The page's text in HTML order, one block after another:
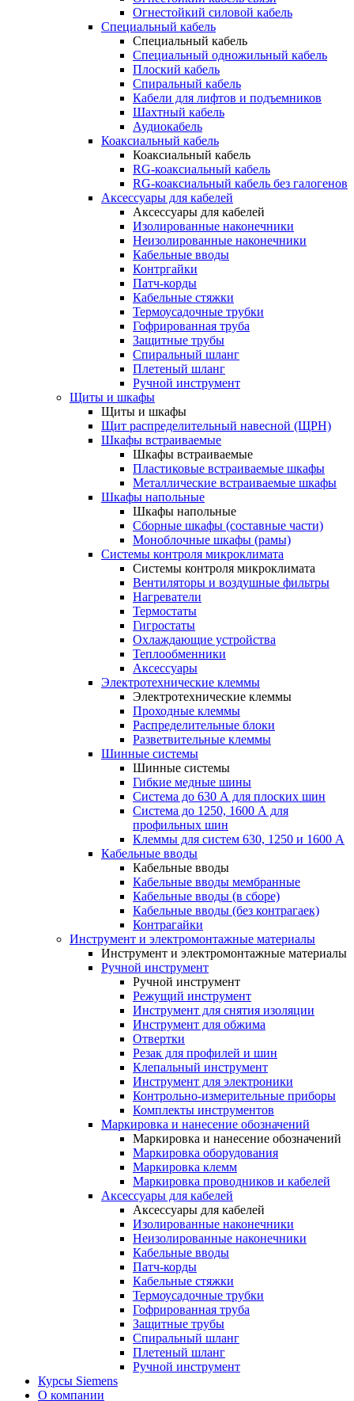
Огнестойкий силовой кабель
Специальный кабель
Специальный кабель
Специальный одножильный кабель
Плоский кабель
Спиральный кабель
Кабели для лифтов и подъемников
Шахтный кабель
Аудиокабель
Коаксиальный кабель
Коаксиальный кабель
RG-коаксиальный кабель
RG-коаксиальный кабель без галогенов
Аксессуары для кабелей
Аксессуары для кабелей
Изолированные наконечники
Неизолированные наконечники
Кабельные вводы
Контргайки
Патч-корды
Кабельные стяжки
Термоусадочные трубки
Гофрированная труба
Защитные трубы
Спиральный шланг
Плетеный шланг
Ручной инструмент
Щиты и шкафы
Щиты и шкафы
Щит распределительный навесной (ЩРН)
Шкафы встраиваемые
Шкафы встраиваемые
Пластиковые встраиваемые шкафы
Металлические встраиваемые шкафы
Шкафы напольные
Шкафы напольные
Сборные шкафы (составные части)
Моноблочные шкафы (рамы)
Системы контроля микроклимата
Системы контроля микроклимата
Вентиляторы и воздушные фильтры
Нагреватели
Термостаты
Гигростаты
Охлаждающие устройства
Теплообменники
Аксессуары
Электротехнические клеммы
Электротехнические клеммы
Проходные клеммы
Распределительные блоки
Разветвительные клеммы
Шинные системы
Шинные системы
Гибкие медные шины
Система до 630 А для плоских шин
Система до 1250, 1600 А для
профильных шин
Клеммы для систем 630, 1250 и 1600 А
Кабельные вводы
Кабельные вводы
Кабельные вводы мембранные
Кабельные вводы (в сборе)
Кабельные вводы (без контрагаек)
Контрагайки
Инструмент и электромонтажные материалы
Инструмент и электромонтажные материалы
Ручной инструмент
Ручной инструмент
Режущий инструмент
Инструмент для снятия изоляции
Инструмент для обжима
Отвертки
Резак для профилей и шин
Клепальный инструмент
Инструмент для электроники
Контрольно-измерительные приборы
Комплекты инструментов
Маркировка и нанесение обозначений
Маркировка и нанесение обозначений
Маркировка оборудования
Маркировка клемм
Маркировка проводников и кабелей
Аксессуары для кабелей
Аксессуары для кабелей
Изолированные наконечники
Неизолированные наконечники
Кабельные вводы
Патч-корды
Кабельные стяжки
Термоусадочные трубки
Гофрированная труба
Защитные трубы
Спиральный шланг
Плетеный шланг
Ручной инструмент
Курсы Siemens
О компании